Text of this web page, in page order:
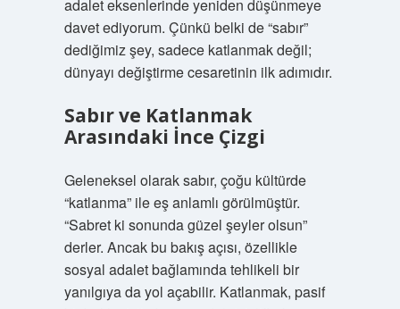
adalet eksenlerinde yeniden düşünmeye
davet ediyorum. Çünkü belki de “sabır”
dediğimiz şey, sadece katlanmak değil;
dünyayı değiştirme cesaretinin ilk adımıdır.
Sabır ve Katlanmak
Arasındaki İnce Çizgi
Geleneksel olarak sabır, çoğu kültürde
“katlanma” ile eş anlamlı görülmüştür.
“Sabret ki sonunda güzel şeyler olsun”
derler. Ancak bu bakış açısı, özellikle
sosyal adalet bağlamında tehlikeli bir
yanılgıya da yol açabilir. Katlanmak, pasif